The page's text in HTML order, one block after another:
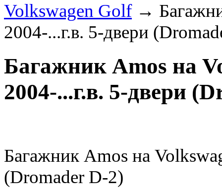
Volkswagen Golf→
2004-...г.в. 5-двери
Багажник Amos на
2004-...г.в. 5-двери
Багажник Amos на
(Dromader D-2)